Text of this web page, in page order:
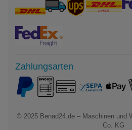
Zahlungsarten
© 2025 Benad24.de – Maschinen und
Co. KG